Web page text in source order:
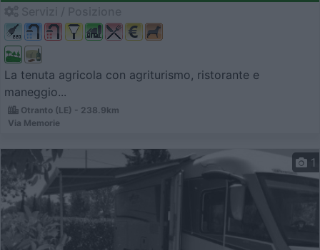
La tenuta agricola con agriturismo, ristorante e
maneggio...
Otranto (LE) - 238.9km
Via Memorie
1